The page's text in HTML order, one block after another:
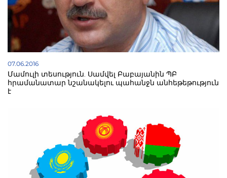
07.06.2016
Մամուլի տեսություն. Սամվել Բաբայանին ՊԲ
հրամանատար նշանակելու պահանջն անհեթեթություն
է